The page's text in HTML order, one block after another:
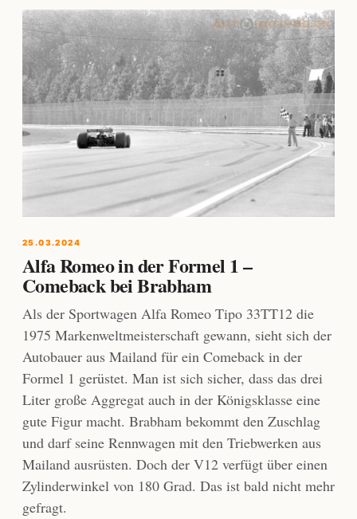
25.03.2024
Alfa Romeo in der Formel 1 –
Comeback bei Brabham
Als der Sportwagen Alfa Romeo Tipo 33TT12 die
1975 Markenweltmeisterschaft gewann, sieht sich der
Autobauer aus Mailand für ein Comeback in der
Formel 1 gerüstet. Man ist sich sicher, dass das drei
Liter große Aggregat auch in der Königsklasse eine
gute Figur macht. Brabham bekommt den Zuschlag
und darf seine Rennwagen mit den Triebwerken aus
Mailand ausrüsten. Doch der V12 verfügt über einen
Zylinderwinkel von 180 Grad. Das ist bald nicht mehr
gefragt.